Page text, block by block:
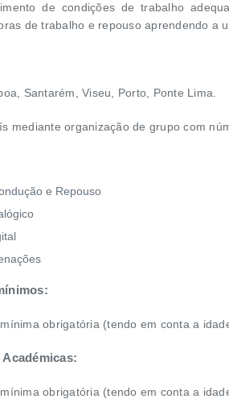
de condições de trabalho
de trabalho e repouso aprendendo a
Santarém, Viseu, Porto, Ponte Lima.
mediante organização de grupo com
e Repouso
obrigatória (tendo em conta a
obrigatória (tendo em conta a